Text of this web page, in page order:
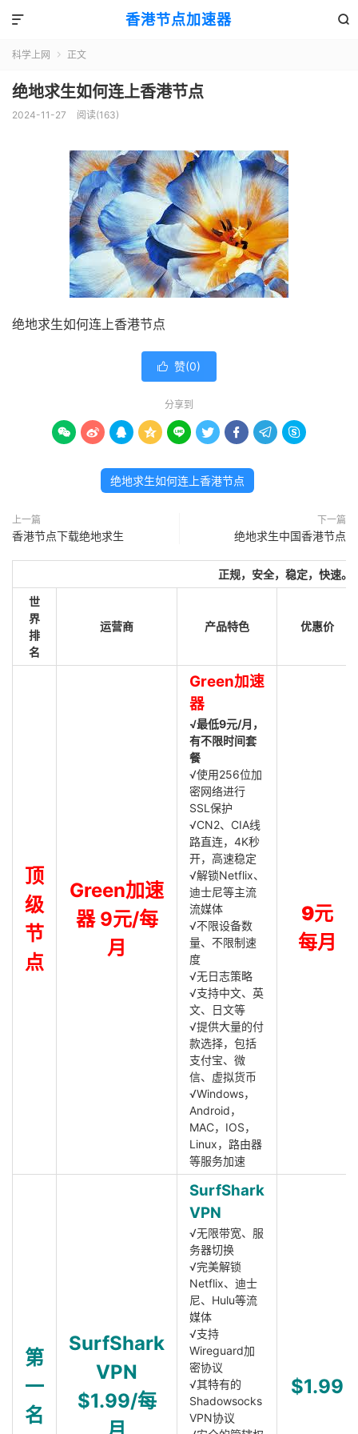
香港节点加速器 

科学上网  正文
绝地求生如何连上香港节点
2024-11-27 阅读(163)
绝地求生如何连上香港节点
 赞(0)
分享到
        
绝地求生如何连上香港节点
上一篇
香港节点下载绝地求生
下一篇
绝地求生中国香港节点
正规，安全，稳定，快速。
世
界
排
名
运营商 产品特色 优惠价
顶
级
节
点
Green加速
器 9元/每
月
Green加速
器
√最低9元/月，
有不限时间套
餐
√使用256位加
密网络进行
SSL保护
√CN2、CIA线
路直连，4K秒
开，高速稳定
√解锁Netflix、
迪士尼等主流
流媒体
√不限设备数
量、不限制速
度
√无日志策略
√支持中文、英
文、日文等
√提供大量的付
款选择，包括
支付宝、微
信、虚拟货币
√Windows，
Android，
MAC，IOS，
Linux，路由器
等服务加速
9元
每月
第
一
名
SurfShark
VPN
$1.99/每
SurfShark
VPN
√无限带宽、服
务器切换
√完美解锁
Netflix、迪士
尼、Hulu等流
媒体
√支持
Wireguard加
密协议
√其特有的
Shadowsocks
VPN协议
$1.99